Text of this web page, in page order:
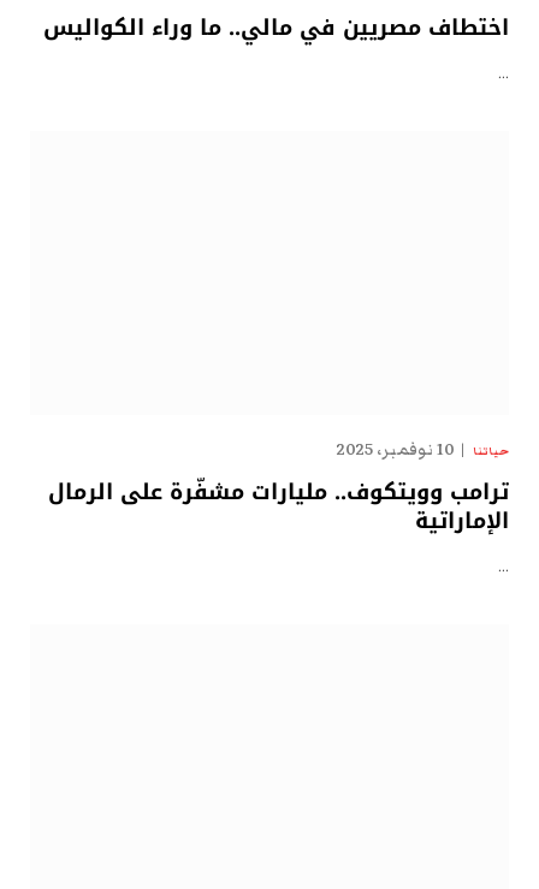
اختطاف مصريين في مالي.. ما وراء الكواليس
…
حياتنا 10 نوفمبر، 2025
ترامب وويتكوف.. مليارات مشفّرة على الرمال
الإماراتية
…